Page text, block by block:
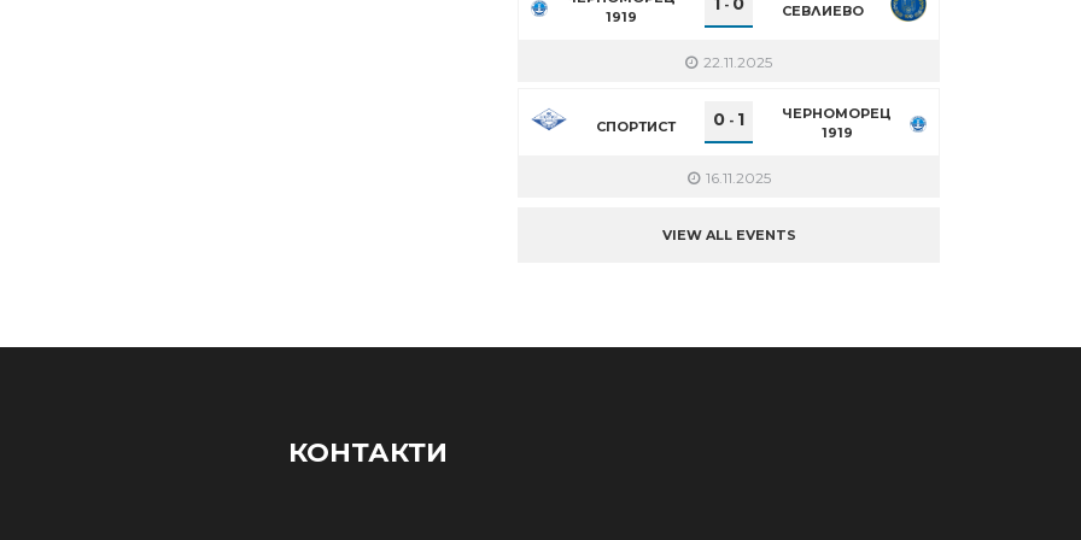
1919
- СЕВЛИЕВО
22.11.2025
СПОРТИСТ 0 - 1
ЧЕРНОМОРЕЦ
1919
16.11.2025
VIEW ALL EVENTS
КОНТАКТИ